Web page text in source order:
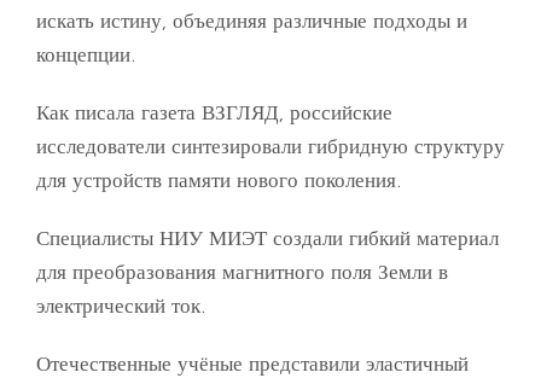
искать истину, объединяя различные подходы и
концепции.
Как писала газета ВЗГЛЯД, российские
исследователи синтезировали гибридную структуру
для устройств памяти нового поколения.
Специалисты НИУ МИЭТ создали гибкий материал
для преобразования магнитного поля Земли в
электрический ток.
Отечественные учёные представили эластичный